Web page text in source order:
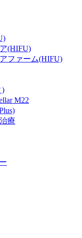
(HIFU)
ファーム(HIFU)
)
M22
療